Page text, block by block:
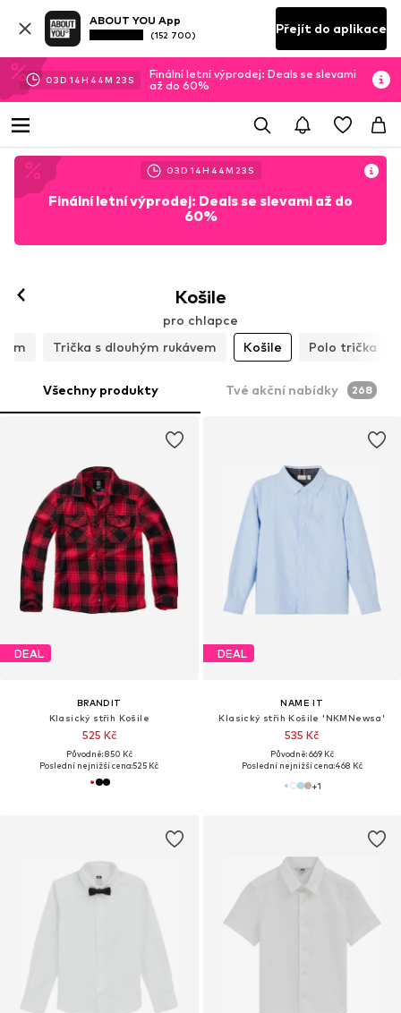
ABOUT YOU App
(152 700) Přejít do aplikace
03D 14H 44M 21 S
Finální letní výprodej: Deals se slevami
až do 60%
03D 14H 44M 21 S
Finální letní výprodej: Deals se slevami až do
60%
Košile
pro chlapce
Trička s dlouhým rukávem Košile Polo trička
Všechny produkty Tvé akční nabídky 268
DEAL
BRANDIT
Klasický střih Košile
525 Kč
Původně: 850 Kč
Poslední nejnižší cena:525 Kč
DEAL
NAME IT
Klasický střih Košile 'NKMNewsa'
535 Kč
Původně: 669 Kč
Poslední nejnižší cena:468 Kč
+1